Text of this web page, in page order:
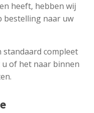
heeft, hebben wij
bestelling naar uw
compleet
of het naar binnen